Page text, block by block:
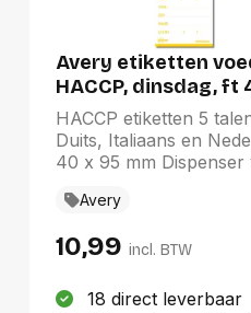
Avery etiketten
HACCP, dinsdag, ft
dispenser van 500
HACCP etiketten 5 talen: Engels, Frans,
Duits, Italiaans en Nederlands
40 x 95 mm
Avery
10,99 incl. BTW
18 direct leverbaar